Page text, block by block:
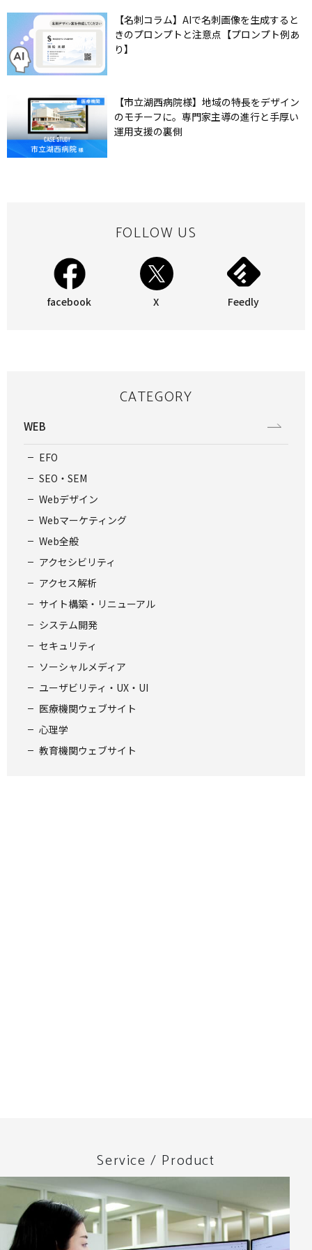
【名刺コラム】AIで名刺画像を生成すると
きのプロンプトと注意点【プロンプト例あ
り】
【市立湖西病院様】地域の特長をデザイン
のモチーフに。専門家主導の進行と手厚い
運用支援の裏側
FOLLOW US
facebook X Feedly
CATEGORY
WEB
EFO
SEO・SEM
Webデザイン
Webマーケティング
Web全般
アクセシビリティ
アクセス解析
サイト構築・リニューアル
システム開発
セキュリティ
ソーシャルメディア
ユーザビリティ・UX・UI
医療機関ウェブサイト
心理学
教育機関ウェブサイト
Service / Product